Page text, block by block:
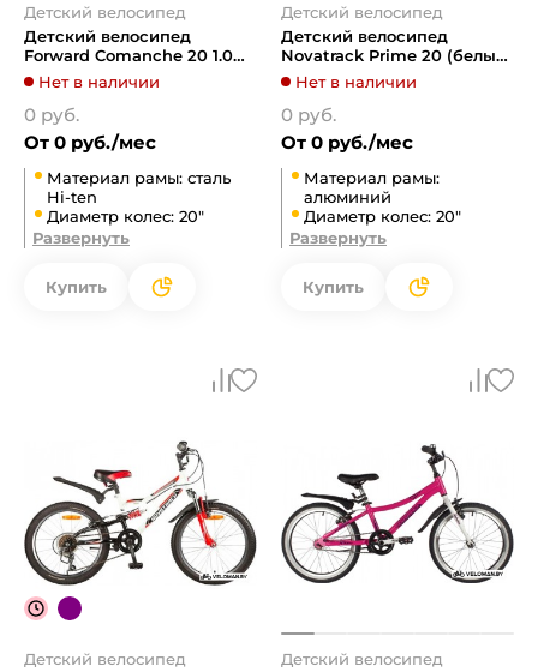
Детский велосипед
Детский велосипед
Forward Comanche 20 1.0
2022 (оранжевый/желтый)
Нет в наличии
0 руб.
От 0 руб./мес
Материал рамы: сталь
Hi-ten
Диаметр колес: 20"
Развернуть
Купить
Детский велосипед
Детский велосипед
Novatrack Prime 20 (белый/
красный, 2019)
Нет в наличии
0 руб.
От 0 руб./мес
Материал рамы:
алюминий
Диаметр колес: 20"
Развернуть
Купить
Детский велосипед
Детский велосипед